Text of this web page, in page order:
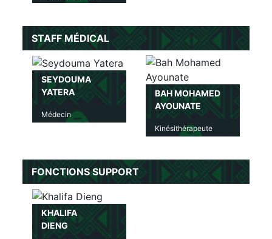
STAFF MÉDICAL
SEYDOUMA
YATERA
Médecin
BAH MOHAMED
AYOUNATE
Kinésithérapeute
FONCTIONS SUPPORT
KHALIFA
DIENG